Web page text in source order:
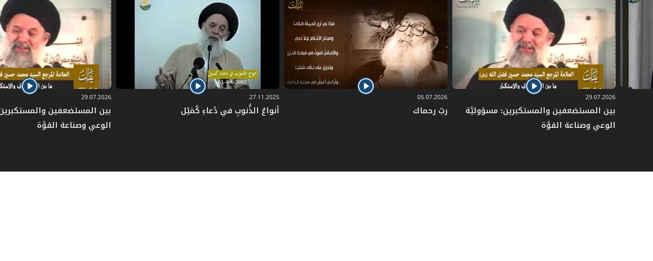
29.07.2026
بين المستضعفين والمستكبرين: مسؤوليَّة
الوعي وصناعة القوَّة
05.07.2026
ربّ رحماك
27.11.2025
أنواعُ الذُّنوبِ في دُعاءِ كُمَيْل
29.07.2026
بين المستضعفين
الوعي وصناعة القوَّة